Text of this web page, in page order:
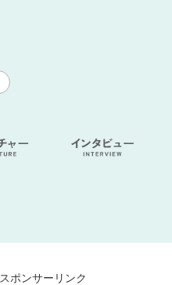
スポンサーリンク